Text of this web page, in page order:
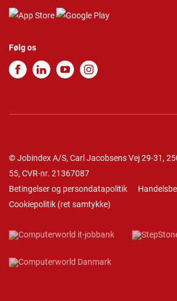
Følg os
© Jobindex A/S, Carl Jacobsens Vej 29-31,
55, CVR-nr. 21367087
Betingelser og persondatapolitik
Cookiepolitik (ret samtykke)